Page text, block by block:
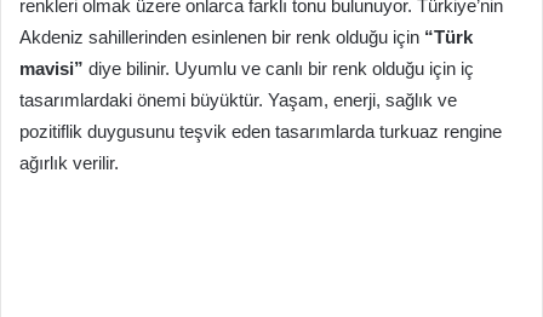
renkleri olmak üzere onlarca farklı tonu bulunuyor. Türkiye’nin
Akdeniz sahillerinden esinlenen bir renk olduğu için “Türk
mavisi” diye bilinir. Uyumlu ve canlı bir renk olduğu için iç
tasarımlardaki önemi büyüktür. Yaşam, enerji, sağlık ve
pozitiflik duygusunu teşvik eden tasarımlarda turkuaz rengine
ağırlık verilir.